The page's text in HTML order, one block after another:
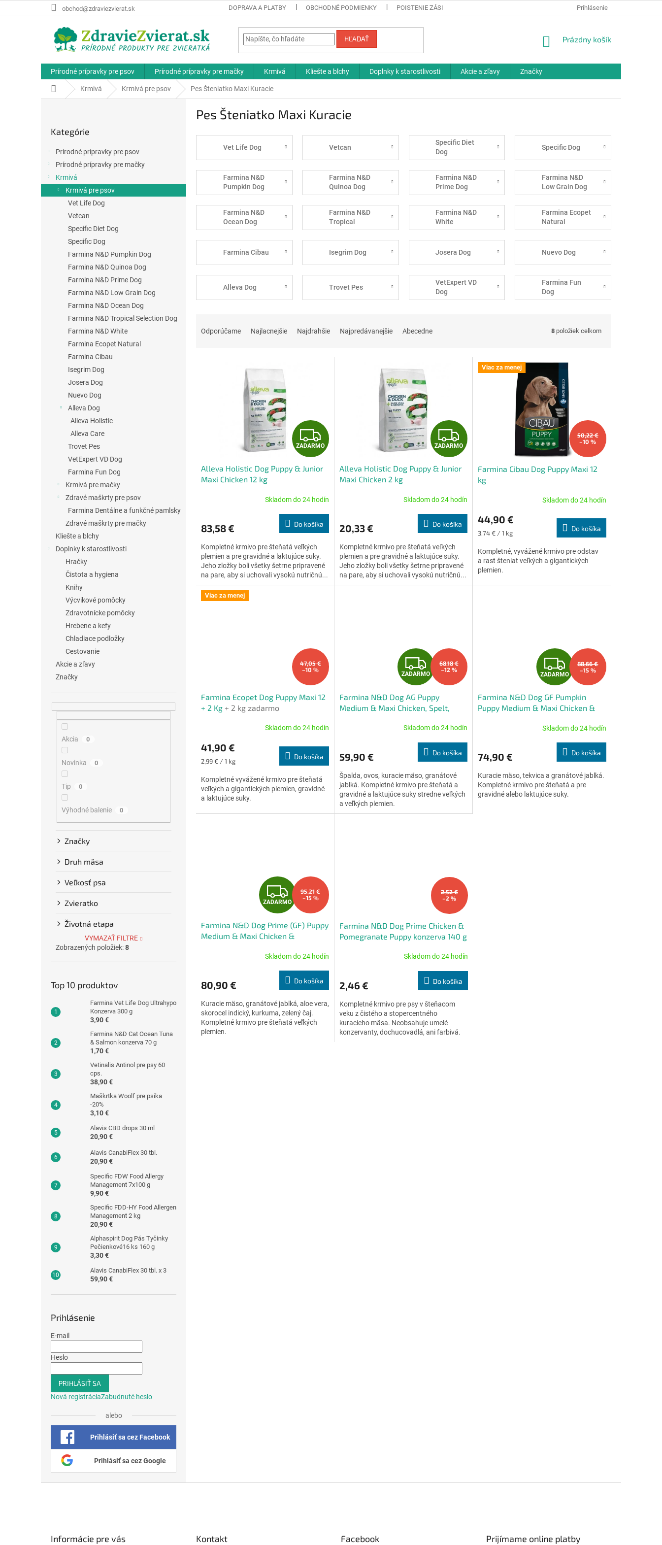
na
obchod@zdraviezvierat.sk DOPRAVA A PLATBY OBCHODNÉ PODMIENKY POISTENIE ZÁSIELKY ODBORNÉ
Prihlásenie
HĽADAŤ
NÁKUPNÝ
Prázdny košík
Prírodné prípravky pre psov Prírodné prípravky pre mačky Krmivá Kliešte a blchy Doplnky k starostlivosti Akcie a zľavy Značky
DomovKrmivá Krmivá pre psov Pes Šteniatko Maxi Kuracie
kategórie
Kategórie
Prírodné prípravky pre psov
Prírodné prípravky pre mačky
Krmivá
Krmivá pre psov
Vet Life Dog
Vetcan
Specific Diet Dog
Specific Dog
Farmina N&D Pumpkin Dog
Farmina N&D Quinoa Dog
Farmina N&D Prime Dog
Farmina N&D Low Grain Dog
Farmina N&D Ocean Dog
Farmina N&D Tropical Selection Dog
Farmina N&D White
Farmina Ecopet Natural
Farmina Cibau
Isegrim Dog
Josera Dog
Nuevo Dog
Alleva Dog
Alleva Holistic
Alleva Care
Trovet Pes
VetExpert VD Dog
Farmina Fun Dog
Krmivá pre mačky
Zdravé maškrty pre psov
Farmina Dentálne a funkčné pamlsky
Zdravé maškrty pre mačky
Kliešte a blchy
Doplnky k starostlivosti
Hračky
Čistota a hygiena
Knihy
Výcvikové pomôcky
Zdravotnícke pomôcky
Hrebene a kefy
Chladiace podložky
Cestovanie
Akcie a zľavy
Značky
Akcia 0
Novinka 0
Tip 0
Výhodné balenie 0
Značky
Druh mäsa
Veľkosť psa
Zvieratko
Životná etapa
VYMAZAŤ FILTRE
Zobrazených položiek:8
Top 10 produktov
Farmina Vet Life Dog Ultrahypo
Konzerva 300 g
3,90 €
Farmina N&D Cat Ocean Tuna
& Salmon konzerva 70 g
1,70 €
Vetinalis Antinol pre psy 60
cps.
38,90 €
Maškrtka Woolf pre psíka
-20%
3,10 €
Alavis CBD drops 30 ml
20,90 €
Alavis CanabiFlex 30 tbl.
20,90 €
Specific FDW Food Allergy
Management 7x100 g
9,90 €
Specific FDD-HY Food Allergen
Management 2 kg
20,90 €
Alphaspirit Dog Pás Tyčinky
Pečienkové16 ks 160 g
3,30 €
Alavis CanabiFlex 30 tbl. x 3
59,90 €
Prihlásenie
E-mail
Heslo
PRIHLÁSIŤ SA
Nová registráciaZabudnuté heslo
alebo
Prihlásiť sa cez Facebook
Prihlásiť sa cez Google
Pes Šteniatko Maxi Kuracie
Vet Life Dog Vetcan
Specific Diet
Dog
Specific Dog
Farmina N&D
Pumpkin Dog
Farmina N&D
Quinoa Dog
Farmina N&D
Prime Dog
Farmina N&D
Low Grain Dog
Farmina N&D
Ocean Dog
Farmina N&D
Tropical
Selection Dog
Farmina N&D
White
Farmina Ecopet
Natural
Farmina Cibau Isegrim Dog Josera Dog Nuevo Dog
Alleva Dog Trovet Pes
VetExpert VD
Dog
Farmina Fun
Dog
Odporúčame Najlacnejšie Najdrahšie Najpredávanejšie Abecedne 8 položiek celkom
Z
A
D
A
R
M
O
ZADARMO
Alleva Holistic Dog Puppy & Junior
Maxi Chicken 12 kg
je
z
5
hviezdičiek.
Skladom do 24 hodín
83,58 € Do košíka
Kompletné krmivo pre šteňatá veľkých
plemien a pre gravidné a laktujúce suky.
Jeho zložky boli všetky šetrne pripravené
na pare, aby si uchovali vysokú nutričnú...
Z
A
D
A
R
M
O
ZADARMO
Alleva Holistic Dog Puppy & Junior
Maxi Chicken 2 kg
je
z
5
hviezdičiek.
Skladom do 24 hodín
20,33 € Do košíka
Kompletné krmivo pre šteňatá veľkých
plemien a pre gravidné a laktujúce suky.
Jeho zložky boli všetky šetrne pripravené
na pare, aby si uchovali vysokú nutričnú...
Viac za menej
50,22 €
–10 %
Farmina Cibau Dog Puppy Maxi 12
kg
produktu
5,0
z
hviezdičiek.
Skladom do 24 hodín
44,90 €
Jednotková
3,74 € / 1 kg
Do košíka
Kompletné, vyvážené krmivo pre odstav
a rast šteniat veľkých a gigantických
plemien.
Viac za menej
47,05 €
–10 %
Farmina Ecopet Dog Puppy Maxi 12
+ 2 Kg + 2 kg zadarmo
produktu
5,0
z
hviezdičiek.
Skladom do 24 hodín
41,90 €
Jednotková
2,99 € / 1 kg
Do košíka
Kompletné vyvážené krmivo pre šteňatá
veľkých a gigantických plemien, gravidné
a laktujúce suky.
Z
A
D
A
R
M
O
ZADARMO
68,18 €
–12 %
Farmina N&D Dog AG Puppy
Medium & Maxi Chicken, Spelt,
je
z
5
hviezdičiek.
Skladom do 24 hodín
59,90 € Do košíka
Špalda, ovos, kuracie mäso, granátové
jablká. Kompletné krmivo pre šteňatá a
gravidné a laktujúce suky stredne veľkých
a veľkých plemien.
Z
A
D
A
R
M
O
ZADARMO
88,66 €
–15 %
Farmina N&D Dog GF Pumpkin
Puppy Medium & Maxi Chicken &
je
z
5
hviezdičiek.
Skladom do 24 hodín
74,90 € Do košíka
Kuracie mäso, tekvica a granátové jablká.
Kompletné krmivo pre šteňatá a pre
gravidné alebo laktujúce suky.
Z
A
D
A
R
M
O
ZADARMO
95,21 €
–15 %
Farmina N&D Dog Prime (GF) Puppy
Medium & Maxi Chicken &
je
z
5
hviezdičiek.
Skladom do 24 hodín
80,90 € Do košíka
Kuracie mäso, granátové jablká, aloe vera,
skorocel indický, kurkuma, zelený čaj.
Kompletné krmivo pre šteňatá veľkých
plemien.
2,52 €
–2 %
Farmina N&D Dog Prime Chicken &
Pomegranate Puppy konzerva 140 g
je
z
5
hviezdičiek.
Skladom do 24 hodín
2,46 € Do košíka
Kompletné krmivo pre psy v šteňacom
veku z čistého a stopercentného
kuracieho mäsa. Neobsahuje umelé
konzervanty, dochucovadlá, ani farbivá.
Informácie pre vás Kontakt Facebook Prijímame online platby